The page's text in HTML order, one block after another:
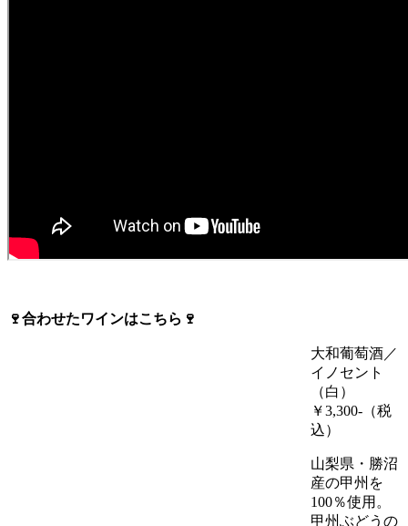
🍷合わせたワインはこちら🍷
大和葡萄酒／
イノセント
（白）
￥3,300-（税
込）
山梨県・勝沼
産の甲州を
100％使用。
甲州ぶどうの